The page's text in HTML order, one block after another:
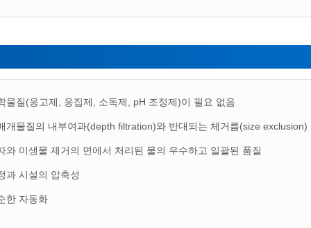
물질(응고제, 응집제, 소독제, pH 조정제)이 필요 없음
개물질의 내부여과(depth filtration)와 반대되는 체거름(size exclusion)
와 미생물 제거의 면에서 처리된 물의 우수하고 일괄된 품질
과 시설의 압축성
한 자동화